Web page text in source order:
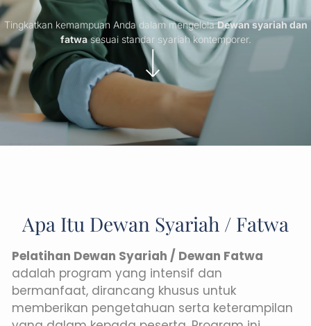
Tingkatkan kemampuan Anda dalam mengelolaDewan syariah dan
fatwasesuai standar syariah kontemporer.
Apa Itu Dewan Syariah / Fatwa
Pelatihan Dewan Syariah / Dewan Fatwa
adalah program yang intensif dan
bermanfaat, dirancang khusus untuk
memberikan pengetahuan serta keterampilan